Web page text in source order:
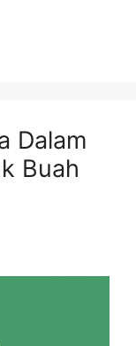
Dalam
Buah